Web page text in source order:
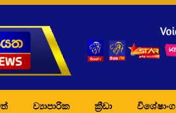
ව්‍යාපාරික ක්‍රීඩා විශේෂාංග